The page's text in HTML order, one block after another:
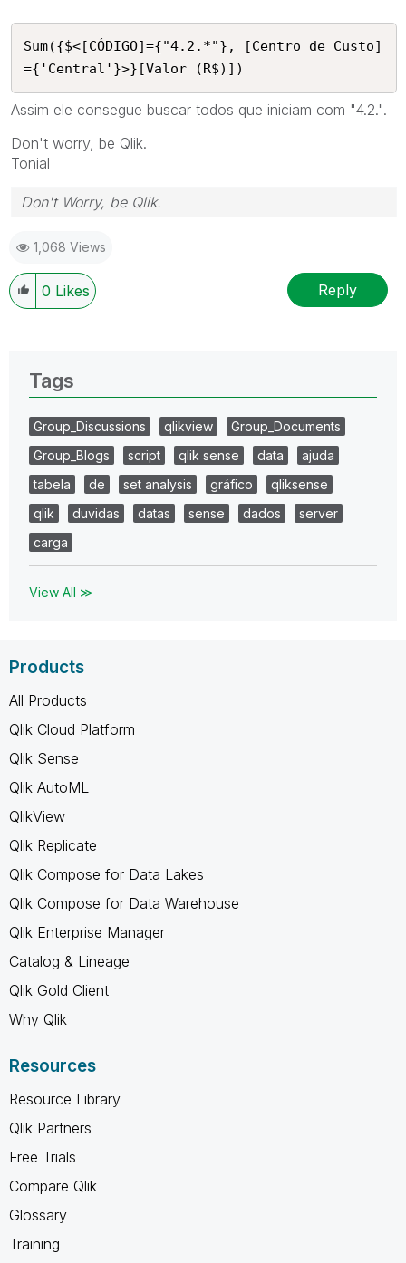
Sum({$<[CÓDIGO]={"4.2.*"}, [Centro de Custo]
={'Central'}>}[Valor (R$)])
Assim ele consegue buscar todos que iniciam com "4.2.".
Don't worry, be Qlik.
Tonial
Don't Worry, be Qlik.
1,068 Views
0 Likes Reply
Tags
Group_Discussions qlikview
Group_Documents
Group_Blogs
script qlik sense data
ajuda
tabela
de set analysis gráfico
qliksense
qlik
duvidas datas sense dados
server
carga
View All ≫
Products
All Products
Qlik Cloud Platform
Qlik Sense
Qlik AutoML
QlikView
Qlik Replicate
Qlik Compose for Data Lakes
Qlik Compose for Data Warehouse
Qlik Enterprise Manager
Catalog & Lineage
Qlik Gold Client
Why Qlik
Resources
Resource Library
Qlik Partners
Free Trials
Compare Qlik
Glossary
Training